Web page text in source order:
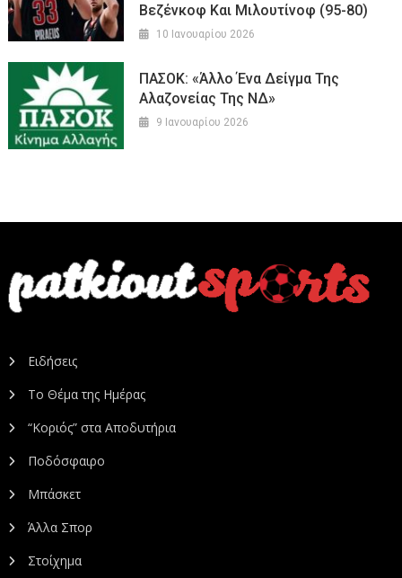
Βεζένκοφ Και Μιλουτίνοφ (95-80)
10 Ιανουαρίου 2026
ΠΑΣΟΚ: «Άλλο Ένα Δείγμα Της
Αλαζονείας Της ΝΔ»
9 Ιανουαρίου 2026
Ειδήσεις
Το Θέμα της Ημέρας
“Κοριός” στα Αποδυτήρια
Ποδόσφαιρο
Μπάσκετ
Άλλα Σπορ
Στοίχημα